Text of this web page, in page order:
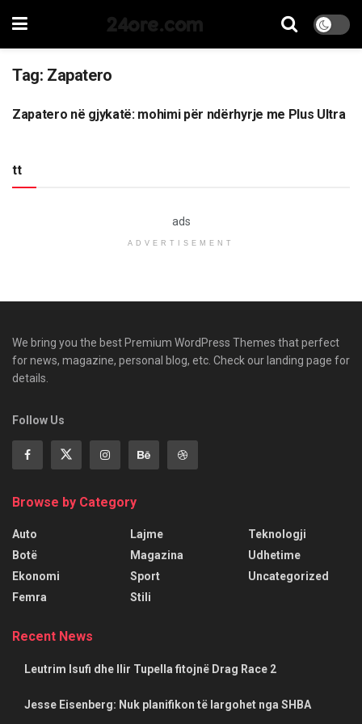
24ore.com
Tag: Zapatero
LAJME
Zapatero në gjykatë: mohimi për ndërhyrje me Plus Ultra
tt
ads
ADVERTISEMENT
We bring you the best Premium WordPress Themes that perfect
for news, magazine, personal blog, etc. Check our landing page for
details.
Follow Us
Browse by Category
Auto
Botë
Ekonomi
Femra
Lajme
Magazina
Sport
Stili
Teknologji
Udhetime
Uncategorized
Recent News
Leutrim Isufi dhe Ilir Tupella fitojnë Drag Race 2
Jesse Eisenberg: Nuk planifikon të largohet nga SHBA